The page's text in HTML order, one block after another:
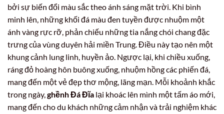
bởi sự biến đổi màu sắc theo ánh sáng mặt trời. Khi bình
minh lên, những khối đá màu đen tuyền được nhuộm một
ánh vàng rực rỡ, phản chiếu những tia nắng chói chang đặc
trưng của vùng duyên hải miền Trung. Điều này tạo nên một
khung cảnh lung linh, huyền ảo. Ngược lại, khi chiều xuống,
ráng đỏ hoàng hôn buông xuống, nhuộm hồng các phiến đá,
mang đến một vẻ đẹp thơ mộng, lãng mạn. Mỗi khoảnh khắc
trong ngày,ghềnh Đá Đĩa lại khoác lên mình một tấm áo mới,
mang đến cho du khách những cảm nhận và trải nghiệm khác